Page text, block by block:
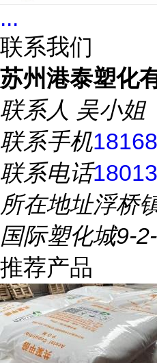
...
联系我们
苏州港泰塑化
联系人 吴小姐
联系手机
联系电话
所在地址浮桥
国际塑化城9-
推荐产品